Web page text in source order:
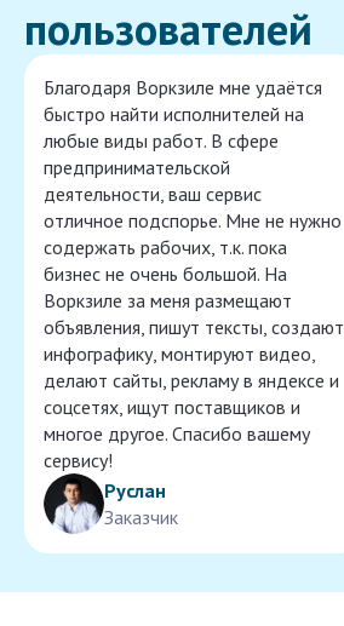
пользователей
Благодаря Воркзиле мне удаётся
быстро найти исполнителей на
любые виды работ. В сфере
предпринимательской
деятельности, ваш сервис
отличное подспорье. Мне не нужно
содержать рабочих, т.к. пока
бизнес не очень большой. На
Воркзиле за меня размещают
объявления, пишут тексты, создают
инфографику, монтируют видео,
делают сайты, рекламу в яндексе и
соцсетях, ищут поставщиков и
многое другое. Спасибо вашему
сервису!
Руслан
Заказчик